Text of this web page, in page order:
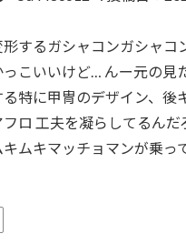
するガシャコンガシャコ
こいいけど… んー元の見
特に甲冑のデザイン、後
ロ 工夫を凝らしてるんだ
ムキマッチョマンが乗っ